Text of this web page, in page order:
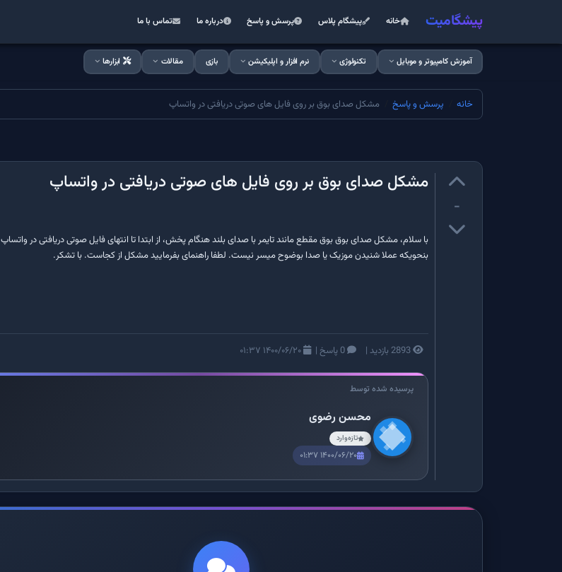
پیشگامیت خانه پیشگام پلاس پرسش و پاسخ درباره ما تماس با ما
آموزش کامپیوتر و موبایل تکنولوژی نرم افزار و اپلیکیشن بازی مقالات ابزارها
خانه پرسش و پاسخ مشکل صدای بوق بر روی فایل های صوتی دریافتی در واتساپ
-
مشکل صدای بوق بر روی فایل های صوتی دریافتی در واتساپ
با سلام، مشکل صدای بوق بوق مقطع مانند تایمر با صدای بلند هنگام پخش، از ابتدا تا انتهای فایل صوتی دریافتی در واتساپ
بنحویکه عملا شنیدن موزیک یا صدا بوضوح میسر نیست. لطفا راهنمای بفرمایید مشکل از کجاست. با تشکر.
2893 بازدید | 0 پاسخ | ۱۴۰۰/۰۶/۲۰ ۰۱:۳۷
پرسیده شده توسط
محسن رضوی
تازه‌وارد
۱۴۰۰/۰۶/۲۰ ۰۱:۳۷